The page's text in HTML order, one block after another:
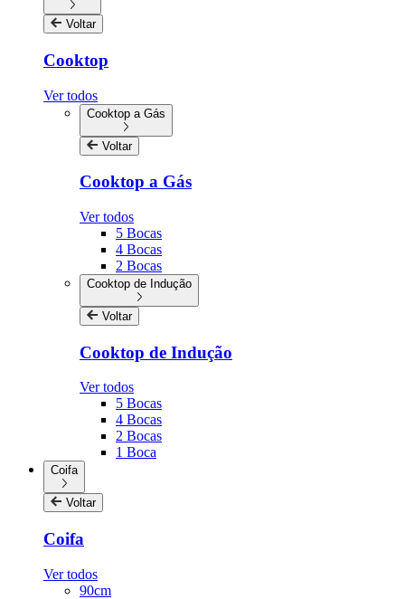
Voltar
Cooktop
Ver todos
Cooktop a Gás
Voltar
Cooktop a Gás
Ver todos
5 Bocas
4 Bocas
2 Bocas
Cooktop de Indução
Voltar
Cooktop de Indução
Ver todos
5 Bocas
4 Bocas
2 Bocas
1 Boca
Coifa
Voltar
Coifa
Ver todos
90cm